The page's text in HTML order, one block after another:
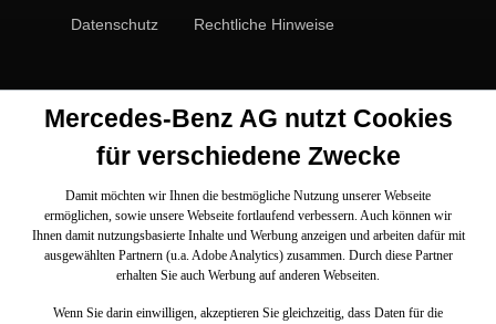
Datenschutz Rechtliche Hinweise
Mercedes-Benz AG nutzt Cookies
für verschiedene Zwecke
Damit möchten wir Ihnen die bestmögliche Nutzung unserer Webseite
ermöglichen, sowie unsere Webseite fortlaufend verbessern. Auch können wir
Ihnen damit nutzungsbasierte Inhalte und Werbung anzeigen und arbeiten dafür mit
ausgewählten Partnern (u.a. Adobe Analytics) zusammen. Durch diese Partner
erhalten Sie auch Werbung auf anderen Webseiten.
Wenn Sie darin einwilligen, akzeptieren Sie gleichzeitig, dass Daten für die